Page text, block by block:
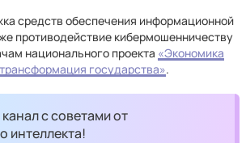
средств обеспечения информационной
противодействие кибермошенничеству
национального проекта «Экономика
государства».
канал с советами от
интеллекта!